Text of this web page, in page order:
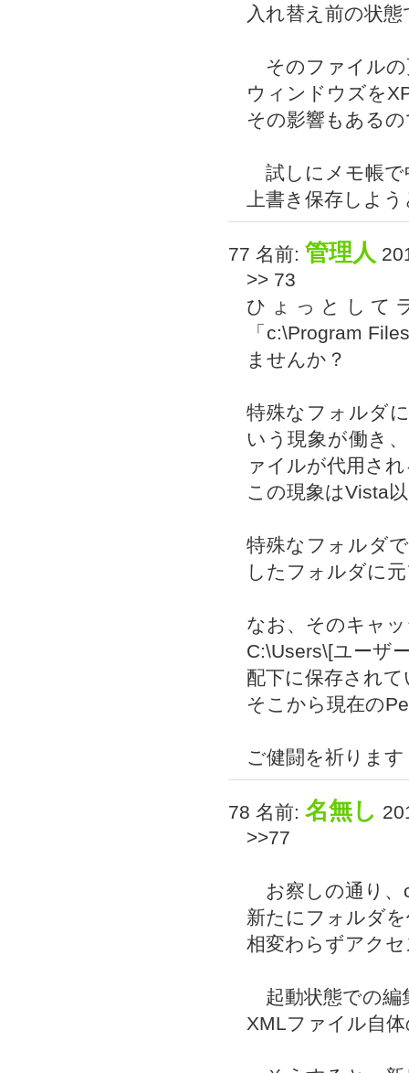
入れ替え前の状
そのファイルの
ウィンドウズを
その影響もある
試しにメモ帳で
上書き保存しよ
77 名前: 管理人
>> 73
ひょっとして
「c:\Program
ませんか？
特殊なフォルダ
いう現象が働き
ァイルが代用さ
この現象はVista
特殊なフォルダ
したフォルダに
なお、そのキャ
C:\Users\[ユーザ
配下に保存され
そこから現在の
ご健闘を祈ります
78 名前: 名無し
>>77
お察しの通り、
新たにフォルダ
相変わらずアク
起動状態での編
XMLファイル自